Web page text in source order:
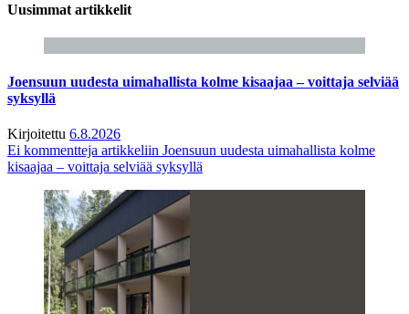
Uusimmat artikkelit
Joensuun uudesta uimahallista kolme kisaajaa – voittaja selviää
syksyllä
Kirjoitettu 6.8.2026
Ei kommentteja artikkeliin Joensuun uudesta uimahallista kolme
kisaajaa – voittaja selviää syksyllä